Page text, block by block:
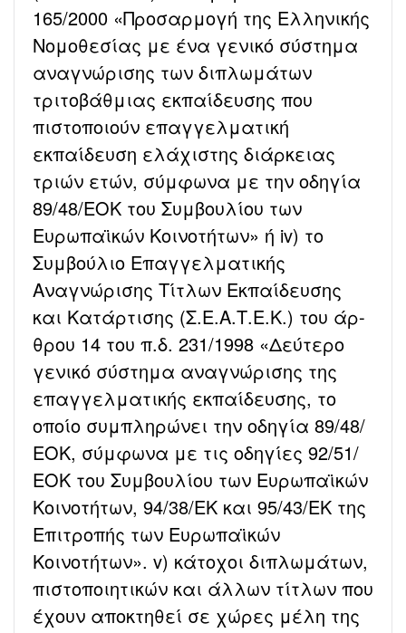
165/2000 «Προσαρμογή της Ελληνικής
Νομοθεσίας με ένα γενικό σύστημα
αναγνώρισης των διπλωμάτων
τριτοβάθμιας εκπαίδευσης που
πιστοποιούν επαγγελματική
εκπαίδευση ελάχιστης διάρκειας
τριών ετών, σύμφωνα με την οδηγία
89/48/ΕΟΚ του Συμβουλίου των
Ευρωπαϊκών Κοινοτήτων» ή iv) το
Συμβούλιο Επαγγελματικής
Αναγνώρισης Τίτλων Εκπαίδευσης
και Κατάρτισης (Σ.Ε.Α.Τ.Ε.Κ.) του άρ-
θρου 14 του π.δ. 231/1998 «Δεύτερο
γενικό σύστημα αναγνώρισης της
επαγγελματικής εκπαίδευσης, το
οποίο συμπληρώνει την οδηγία 89/48/
ΕΟΚ, σύμφωνα με τις οδηγίες 92/51/
ΕΟΚ του Συμβουλίου των Ευρωπαϊκών
Κοινοτήτων, 94/38/ΕΚ και 95/43/ΕΚ της
Επιτροπής των Ευρωπαϊκών
Κοινοτήτων». v) κάτοχοι διπλωμάτων,
πιστοποιητικών και άλλων τίτλων που
έχουν αποκτηθεί σε χώρες μέλη της